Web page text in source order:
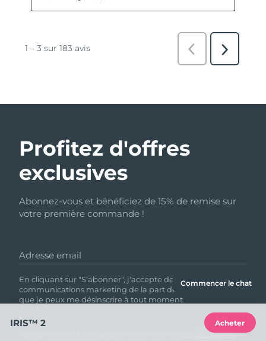
Profitez d'offres
exclusives
Abonnez-vous et bénéficiez de 15% de remise sur
votre première commande !
Adresse email
En cliquant sur "S'abonner", j'accepte de recevoir des
communications marketing de la part de FOREO. Je sais
que je peux me désinscrire à tout moment.
la politique de
Commencer le chat
IRIS™ 2 Acheter